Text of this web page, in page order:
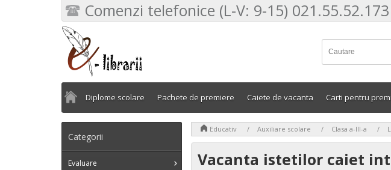
Comenzi telefonice (L-V: 9-15) 021.55.52.173
Diplome scolare Pachete de premiere Caiete de vacanta Carti pentru
Categorii
Evaluare
Educativ Auxiliare scolare Clasa a-III-a
Vacanta istetilor caiet